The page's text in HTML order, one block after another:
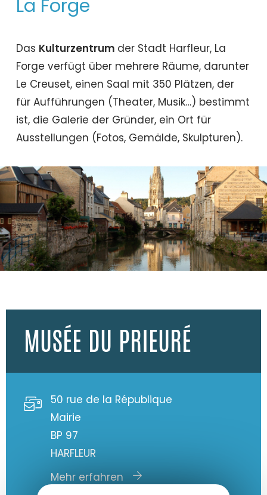
La Forge
Das Kulturzentrum der Stadt Harfleur, La
Forge verfügt über mehrere Räume, darunter
Le Creuset, einen Saal mit 350 Plätzen, der
für Aufführungen (Theater, Musik…) bestimmt
ist, die Galerie der Gründer, ein Ort für
Ausstellungen (Fotos, Gemälde, Skulpturen).
MUSÉE DU PRIEURÉ
50 rue de la République
Mairie
BP 97
HARFLEUR
Mehr erfahren